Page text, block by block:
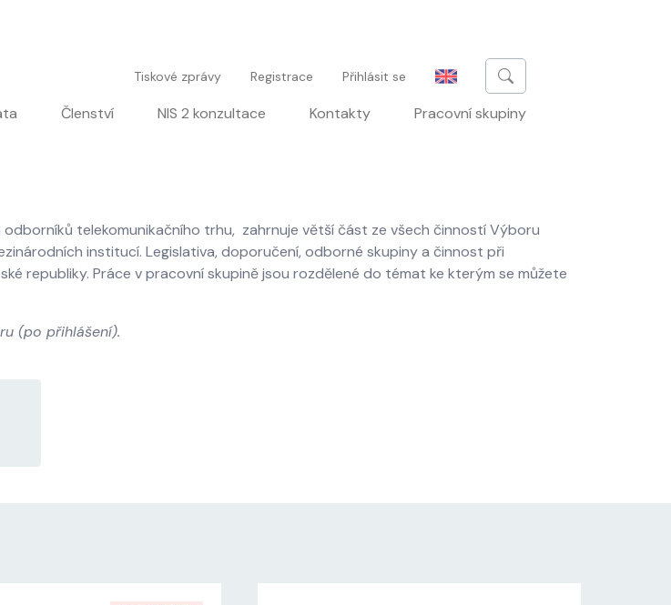
User account menu
Tiskové zprávy Registrace Přihlásit se
Členství NIS 2 konzultace Kontakty Pracovní skupiny
odborníků telekomunikačního trhu, zahrnuje větší část ze všech činností Výboru
institucí. Legislativa, doporučení, odborné skupiny a činnost při
republiky. Práce v pracovní skupině jsou rozdělené do témat ke kterým se můžete
(po přihlášení).